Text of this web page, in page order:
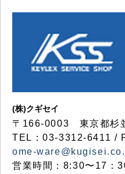
(株)クギセイ
〒166-0003 東京都杉
TEL：03-3312-6411 /
ome-
営業時間：8:30〜17：